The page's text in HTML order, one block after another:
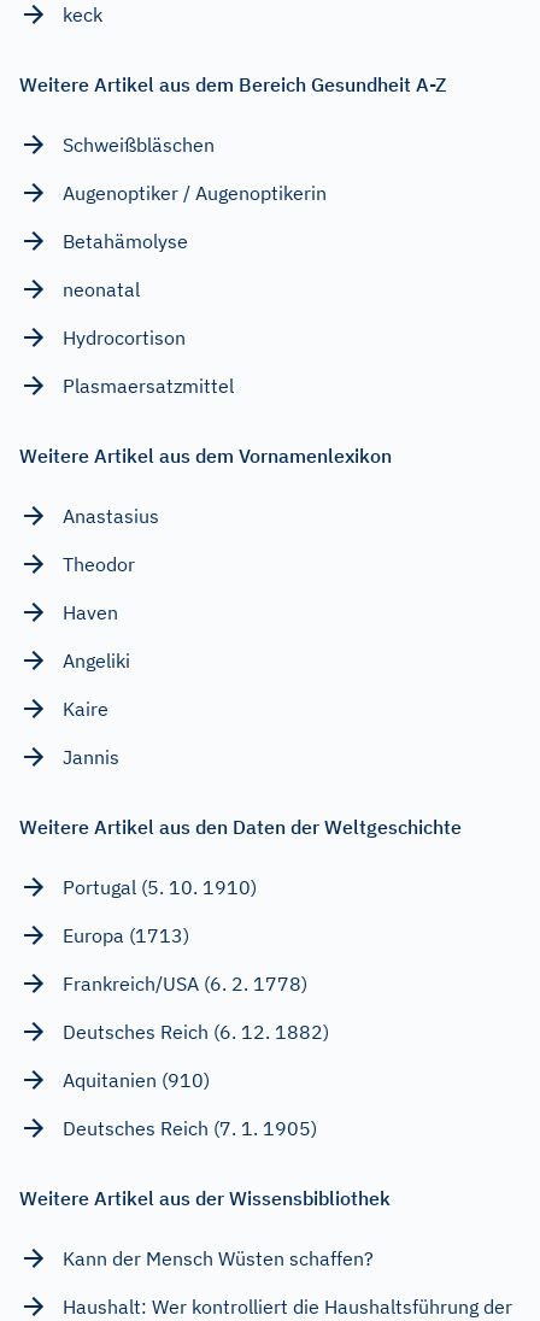
keck
Weitere Artikel aus dem Bereich Gesundheit A-Z
Schweißbläschen
Augenoptiker / Augenoptikerin
Betahämolyse
neonatal
Hydrocortison
Plasmaersatzmittel
Weitere Artikel aus dem Vornamenlexikon
Anastasius
Theodor
Haven
Angeliki
Kaire
Jannis
Weitere Artikel aus den Daten der Weltgeschichte
Portugal (5. 10. 1910)
Europa (1713)
Frankreich/USA (6. 2. 1778)
Deutsches Reich (6. 12. 1882)
Aquitanien (910)
Deutsches Reich (7. 1. 1905)
Weitere Artikel aus der Wissensbibliothek
Kann der Mensch Wüsten schaffen?
Haushalt: Wer kontrolliert die Haushaltsführung der